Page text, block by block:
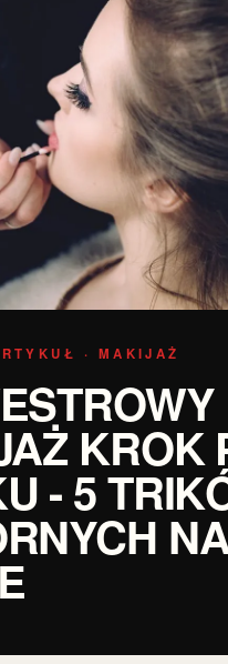
· MAKIJAŻ
KROK
- 5